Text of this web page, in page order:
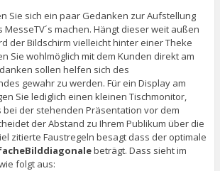
Sie sich ein paar Gedanken zur Aufstellung
machen. Hängt dieser weit außen
der Bildschirm vielleicht hinter einer Theke
Sie wohlmöglich mit dem Kunden direkt am
sollen helfen sich des
gewahr zu werden. Für ein Display am
Sie lediglich einen kleinen Tischmonitor,
bei der stehenden Präsentation vor dem
der Abstand zu Ihrem Publikum über die
zitierte Faustregeln besagt dass der optimale
beträgt. Dass sieht im
folgt aus: